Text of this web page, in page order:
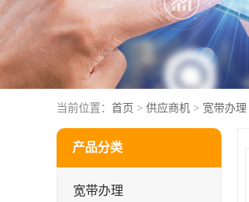
当前位置： 首页 > 供应商机 > 宽带办理
产品分类
宽带办理